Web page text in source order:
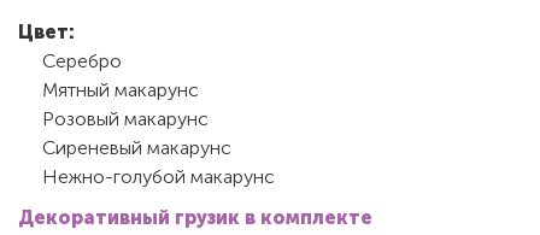
Цвет:
Серебро
Мятный макарунс
Розовый макарунс
Сиреневый макарунс
Нежно-голубой макарунс
Декоративный грузик в комплекте